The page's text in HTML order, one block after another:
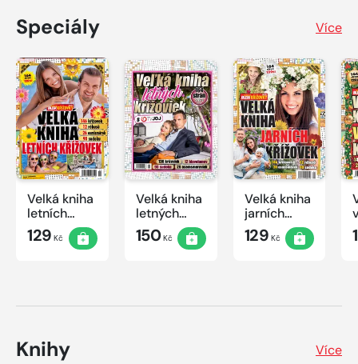
Speciály Více
Velká kniha
letních
křížovek
2026
129 Kč
Velká kniha
letných
krížoviek s
TV JOJ
150Kč
Velká kniha
jarních
křížovek
2026
129 Kč
Knihy Více